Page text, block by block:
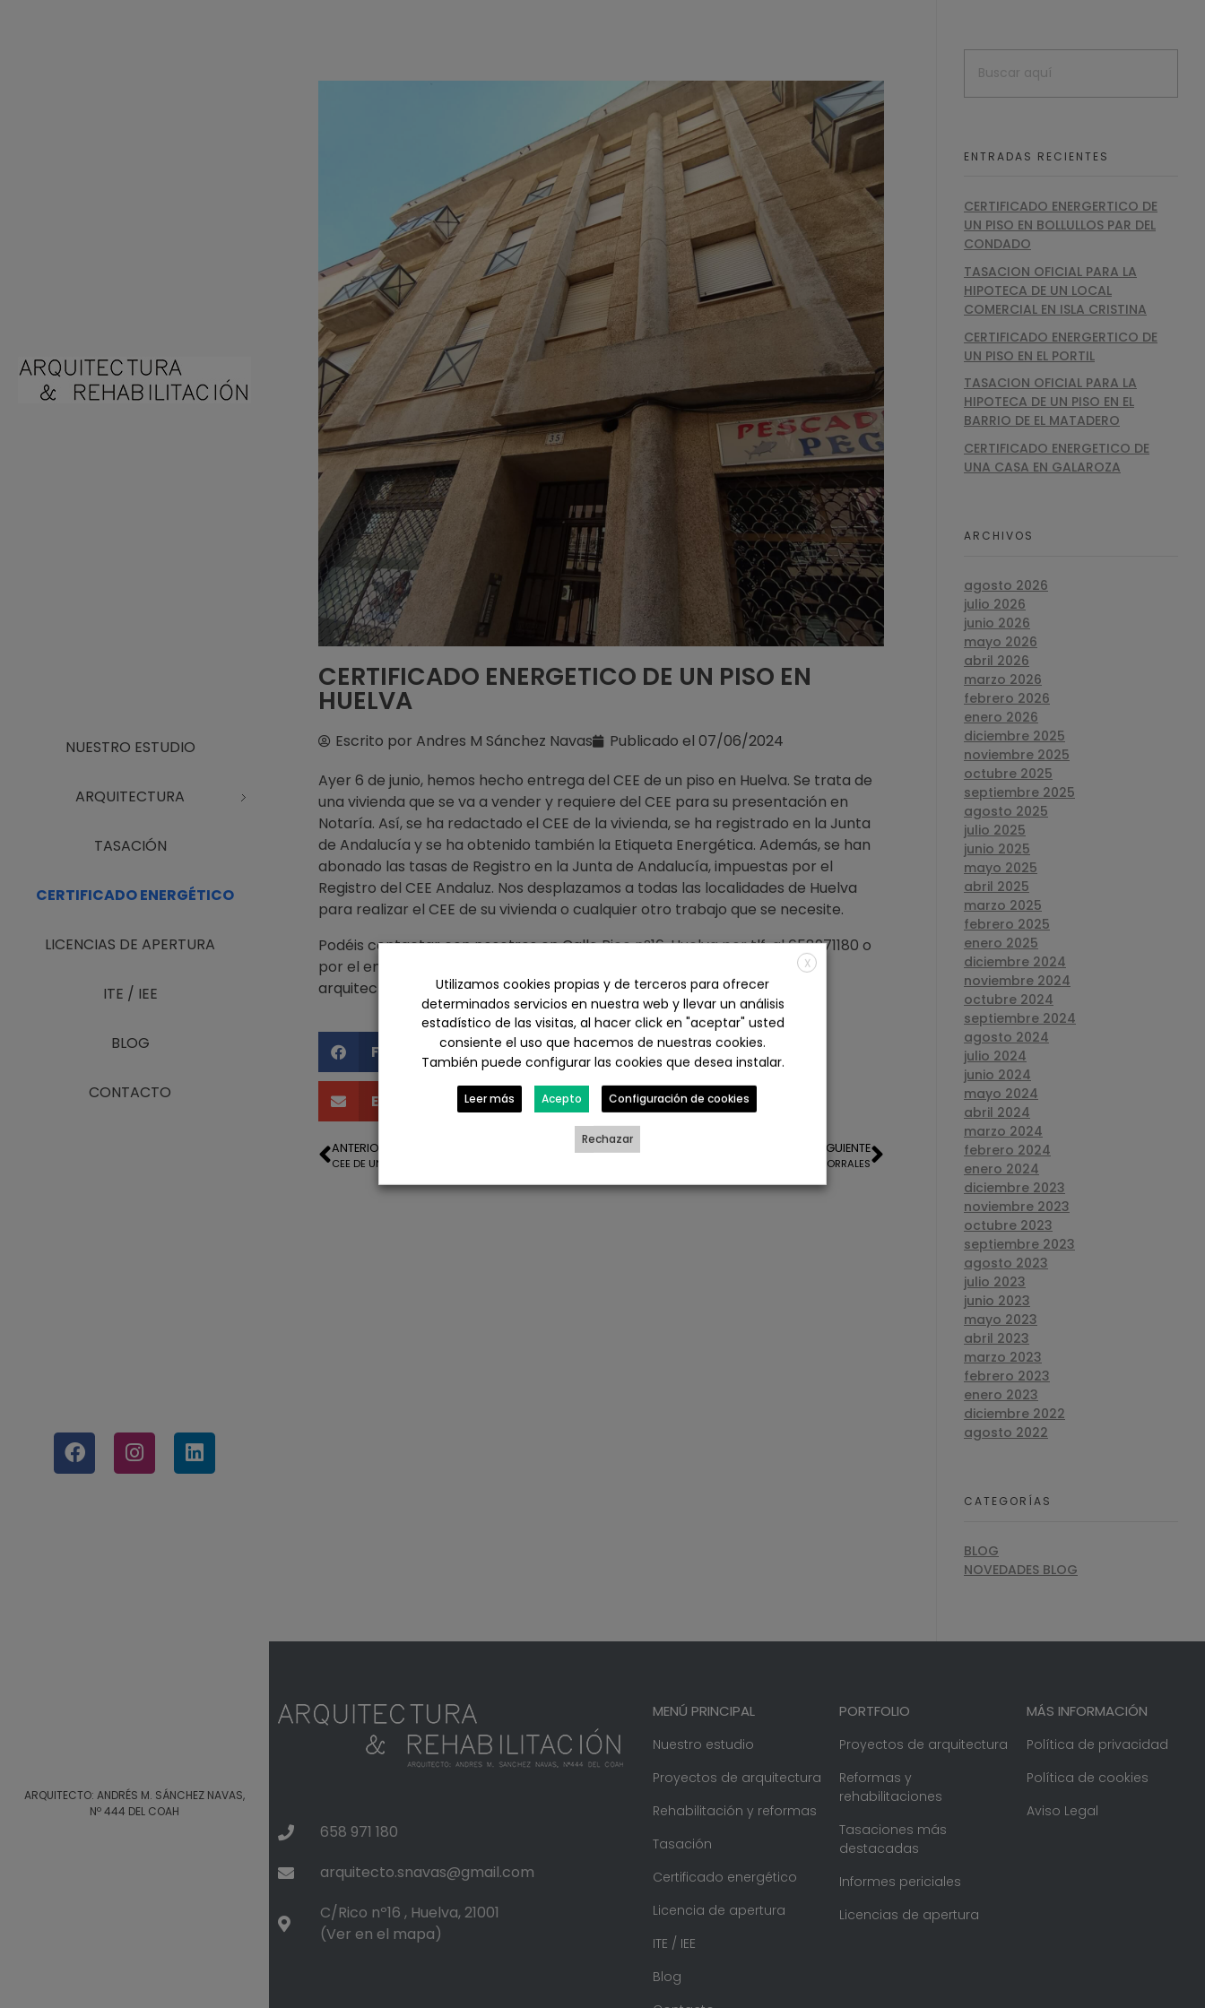
NUESTRO ESTUDIO
ARQUITECTURA
TASACIÓN
CERTIFICADO ENERGÉTICO
LICENCIAS DE APERTURA
ITE / IEE
BLOG
CONTACTO
ARQUITECTO: ANDRÉS M. SÁNCHEZ NAVAS,
Nº 444 DEL COAH
CERTIFICADO ENERGETICO DE UN PISO EN
HUELVA
Escrito por Andres M Sánchez Navas Publicado el 07/06/2024
Ayer 6 de junio, hemos hecho entrega del CEE de un piso en Huelva. Se trata de
una vivienda que se va a vender y requiere del CEE para su presentación en
Notaría. Así, se ha redactado el CEE de la vivienda, se ha registrado en la Junta
de Andalucía y se ha obtenido también la Etiqueta Energética. Además, se han
abonado las tasas de Registro en la Junta de Andalucía, impuestas por el
Registro del CEE Andaluz. Nos desplazamos a todas las localidades de Huelva
para realizar el CEE de su vivienda o cualquier otro trabajo que se necesite.
Podéis contactar con nosotros en Calle Rico nº16, Huelva por tlf. al 658971180 o
por el enlace web
https://www.arquitectohuelva.com/presupuesto-
arquitecto-huelva/
Facebook X LinkedIn WhatsApp
Email
ANTERIOR
CEE DE UN PISO EN HUELVA
SIGUIENTE
VALORACION PATRIMONIAL DE CASA EN CORRALES
ENTRADAS RECIENTES
CERTIFICADO ENERGERTICO DE
UN PISO EN BOLLULLOS PAR DEL
CONDADO
TASACION OFICIAL PARA LA
HIPOTECA DE UN LOCAL
COMERCIAL EN ISLA CRISTINA
CERTIFICADO ENERGERTICO DE
UN PISO EN EL PORTIL
TASACION OFICIAL PARA LA
HIPOTECA DE UN PISO EN EL
BARRIO DE EL MATADERO
CERTIFICADO ENERGETICO DE
UNA CASA EN GALAROZA
ARCHIVOS
agosto 2026
julio 2026
junio 2026
mayo 2026
abril 2026
marzo 2026
febrero 2026
enero 2026
diciembre 2025
noviembre 2025
octubre 2025
septiembre 2025
agosto 2025
julio 2025
junio 2025
mayo 2025
abril 2025
marzo 2025
febrero 2025
enero 2025
diciembre 2024
noviembre 2024
octubre 2024
septiembre 2024
agosto 2024
julio 2024
junio 2024
mayo 2024
abril 2024
marzo 2024
febrero 2024
enero 2024
diciembre 2023
noviembre 2023
octubre 2023
septiembre 2023
agosto 2023
julio 2023
junio 2023
mayo 2023
abril 2023
marzo 2023
febrero 2023
enero 2023
diciembre 2022
agosto 2022
CATEGORÍAS
BLOG
NOVEDADES BLOG
658 971 180
arquitecto.snavas@gmail.com
C/Rico nº16 , Huelva, 21001
(Ver en el mapa)
MENÚ PRINCIPAL
Nuestro estudio
Proyectos de arquitectura
Rehabilitación y reformas
Tasación
Certificado energético
Licencia de apertura
ITE / IEE
Blog
PORTFOLIO
Proyectos de arquitectura
Reformas y
rehabilitaciones
Tasaciones más
destacadas
Informes periciales
Licencias de apertura
MÁS INFORMACIÓN
Política de privacidad
Política de cookies
Aviso Legal
X
Utilizamos cookies propias y de terceros para ofrecer
determinados servicios en nuestra web y llevar un análisis
estadístico de las visitas, al hacer click en "aceptar" usted
consiente el uso que hacemos de nuestras cookies.
También puede configurar las cookies que desea instalar.
Leer más Acepto Configuración de cookies
Rechazar